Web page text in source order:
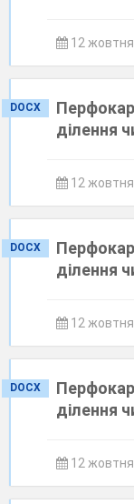
12
DOCX
ділення
12
DOCX
ділення
12
DOCX
ділення
12